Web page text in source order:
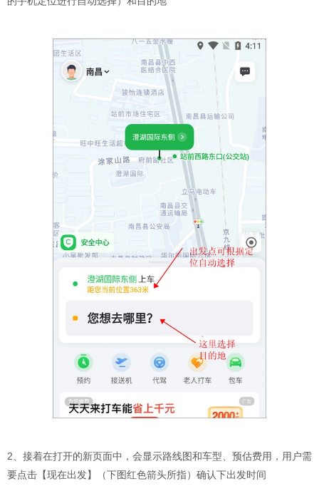
2、接着在打开的新页面中，会显示路线图和车型、预估费用，用户需
要点击【现在出发】（下图红色箭头所指）确认下出发时间